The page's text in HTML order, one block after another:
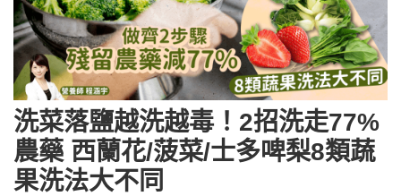
洗菜落鹽越洗越毒！2招洗走77%
農藥 西蘭花/菠菜/士多啤梨8類蔬
果洗法大不同